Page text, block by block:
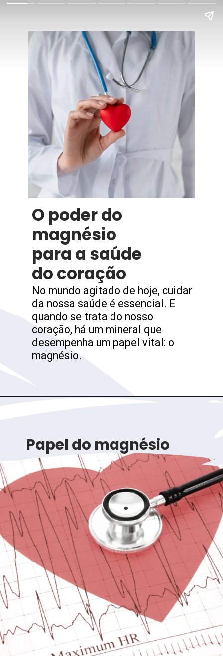
O poder do
magnésio
para a saúde
do coração
No mundo agitado de hoje, cuidar
da nossa saúde é essencial. E
quando se trata do nosso
coração, há um mineral que
desempenha um papel vital: o
magnésio.
Papel do magnésio